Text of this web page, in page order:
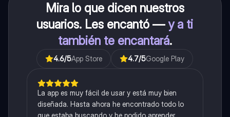
Mira lo que dicen nuestros
usuarios. Les encantó —y a ti
también te encantará.
4.6/5App Store 4.7/5Google Play
La app es muy fácil de usar y está muy bien
diseñada. Hasta ahora he encontrado todo lo
que estaba buscando y he podido aprender